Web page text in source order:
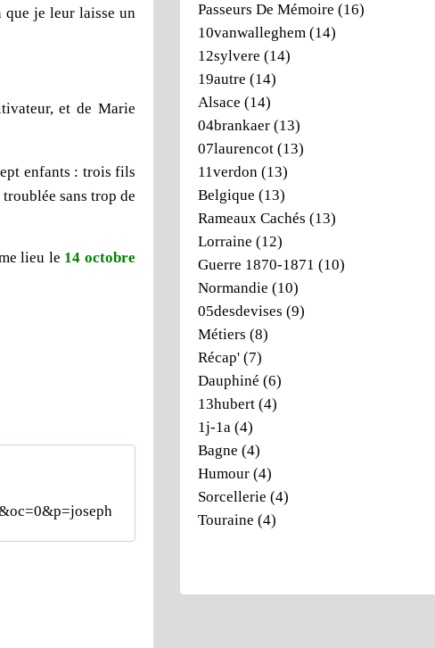
que je leur laisse un
et de Marie
enfants : trois fils
sans trop de
lieu le 14 octobre
Passeurs De Mémoire (16)
10vanwalleghem (14)
12sylvere (14)
19autre (14)
Alsace (14)
04brankaer (13)
07laurencot (13)
11verdon (13)
Belgique (13)
Rameaux Cachés (13)
Lorraine (12)
Guerre 1870-1871 (10)
Normandie (10)
05desdevises (9)
Métiers (8)
Récap' (7)
Dauphiné (6)
13hubert (4)
1j-1a (4)
Bagne (4)
Humour (4)
Sorcellerie (4)
Touraine (4)